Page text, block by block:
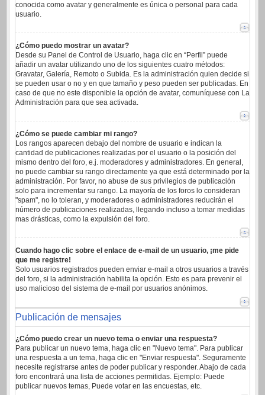
conocida como avatar y generalmente es única o personal para cada
usuario.
¿Cómo puedo mostrar un avatar?
Desde su Panel de Control de Usuario, haga clic en “Perfil” puede
añadir un avatar utilizando uno de los siguientes cuatro métodos:
Gravatar, Galería, Remoto o Subida. Es la administración quien decide si
se pueden usar o no y en que tamaño y peso pueden ser publicadas. En
caso de que no este disponible la opción de avatar, comuníquese con La
Administración para que sea activada.
¿Cómo se puede cambiar mi rango?
Los rangos aparecen debajo del nombre de usuario e indican la
cantidad de publicaciones realizadas por el usuario o la posición del
mismo dentro del foro, e.j. moderadores y administradores. En general,
no puede cambiar su rango directamente ya que está determinado por la
administración. Por favor, no abuse de sus privilegios de publicación
solo para incrementar su rango. La mayoría de los foros lo consideran
"spam", no lo toleran, y moderadores o administradores reducirán el
número de publicaciones realizadas, llegando incluso a tomar medidas
mas drásticas, como la expulsión del foro.
Cuando hago clic sobre el enlace de e-mail de un usuario, ¡me pide
que me registre!
Solo usuarios registrados pueden enviar e-mail a otros usuarios a través
del foro, si la administración habilita la opción. Esto es para prevenir el
uso malicioso del sistema de e-mail por usuarios anónimos.
Publicación de mensajes
¿Cómo puedo crear un nuevo tema o enviar una respuesta?
Para publicar un nuevo tema, haga clic en "Nuevo tema". Para publicar
una respuesta a un tema, haga clic en "Enviar respuesta". Seguramente
necesite registrarse antes de poder publicar y responder. Abajo de cada
foro encontrará una lista de acciones permitidas. Ejemplo: Puede
publicar nuevos temas, Puede votar en las encuestas, etc.